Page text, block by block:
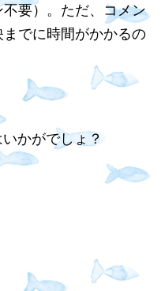
要）。ただ、コメン
でに時間がかかるの
かがでしょ？